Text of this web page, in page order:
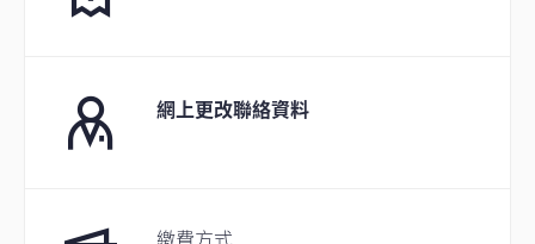
網上更改聯絡資料
繳費方式